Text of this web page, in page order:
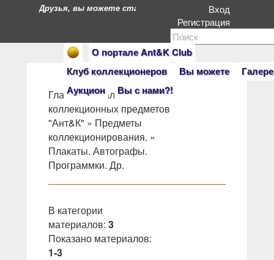
О портале Ant&K Club
Клуб коллекционеров
Вы можете
Аукцион
Вы с нами?!
Друзья, вы можете стать героями нашего портала.
Вход
Регистрация
Главная»Салон
коллекционных предметов
"Ант&К" » Предметы
коллекционирования. »
Плакаты. Автографы.
Программки. Др.
В категории
материалов: 3
Показано материалов:
1-3